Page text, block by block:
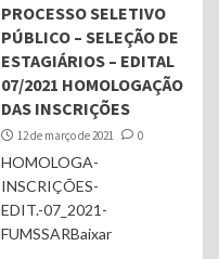
PROCESSO SELETIVO
PÚBLICO – SELEÇÃO DE
ESTAGIÁRIOS – EDITAL
07/2021 HOMOLOGAÇÃO
DAS INSCRIÇÕES
12 de março de 2021 0
HOMOLOGA-
INSCRIÇÕES-
EDIT.-07_2021-
FUMSSARBaixar